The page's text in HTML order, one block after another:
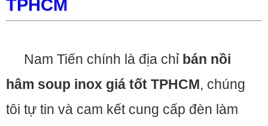
TPHCM
Nam Tiến chính là địa chỉ bán nồi
hâm soup inox giá tốt TPHCM, chúng
tôi tự tin và cam kết cung cấp đèn làm